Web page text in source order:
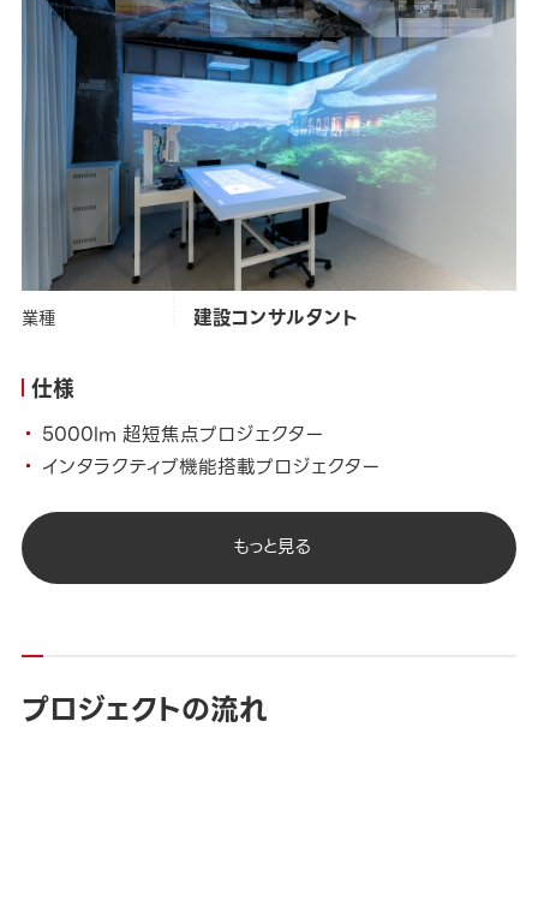
カテゴリー オフィス
#プロジェクター
クライアント 中央復建コンサルタンツ株式会社
業種 建設コンサルタント
仕様
5000lm 超短焦点プロジェクター
インタラクティブ機能搭載プロジェクター
もっと見る
プロジェクトの流れ